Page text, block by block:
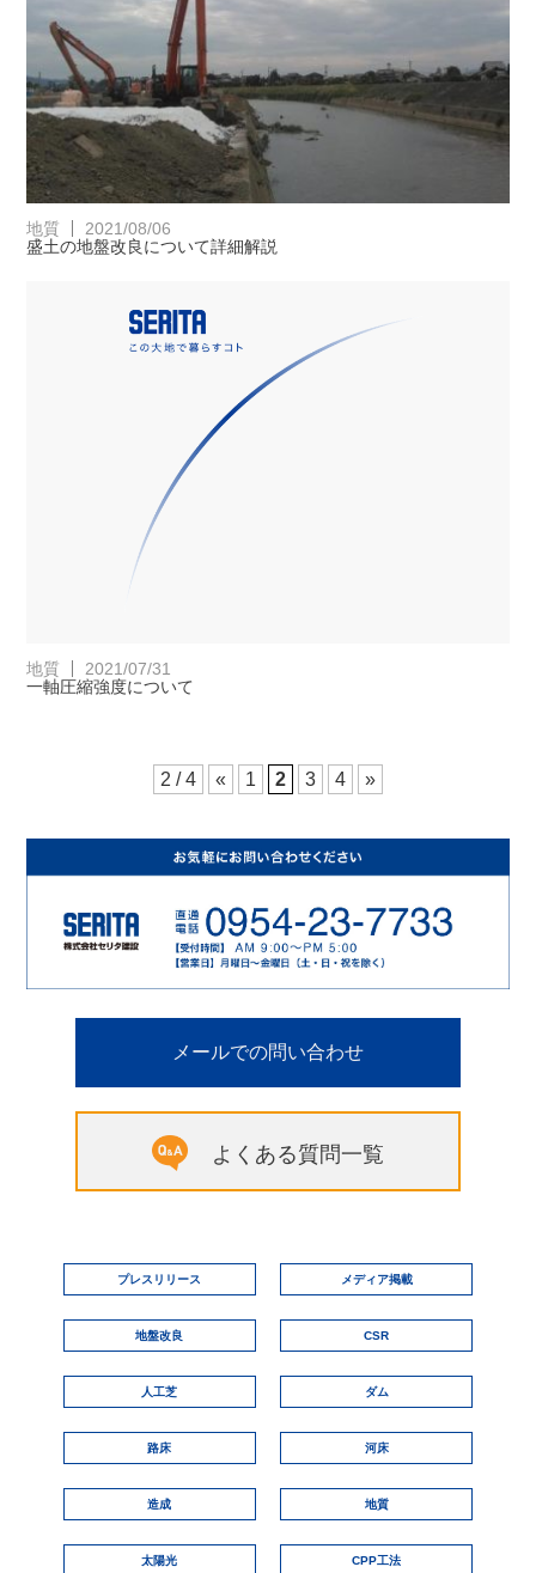
地質
2021/08/06
盛土の地盤改良について詳細解説
地質
2021/07/31
一軸圧縮強度について
2 / 4 « 1 2 3 4 »
メールでの問い合わせ
よくある質問一覧
プレスリリース メディア掲載
地盤改良 CSR
人工芝 ダム
路床 河床
造成 地質
太陽光 CPP工法